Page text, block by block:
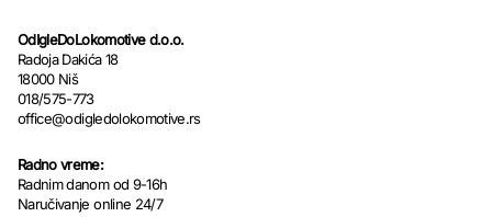
OdIgleDoLokomotive d.o.o.
Radoja Dakića 18
18000 Niš
018/575-773
office@odigledolokomotive.rs
Radno vreme:
Radnim danom od 9-16h
Naručivanje online 24/7